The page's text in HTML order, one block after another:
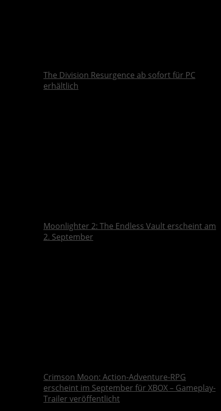
The Division Resurgence ab sofort für PC
erhältlich
Moonlighter 2: The Endless Vault erscheint am
2. September
Crimson Moon: Action-Adventure-RPG
erscheint im September für XBOX – Gameplay-
Trailer veröffentlicht